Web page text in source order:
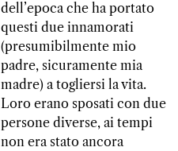
dell’epoca che ha portato
questi due innamorati
(presumibilmente mio
padre, sicuramente mia
madre) a togliersi la vita.
Loro erano sposati con due
persone diverse, ai tempi
non era stato ancora